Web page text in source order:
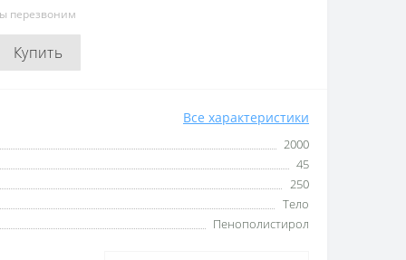
перезвоним
Купить
Все характеристики
2000
45
250
Тело
Пенополистирол